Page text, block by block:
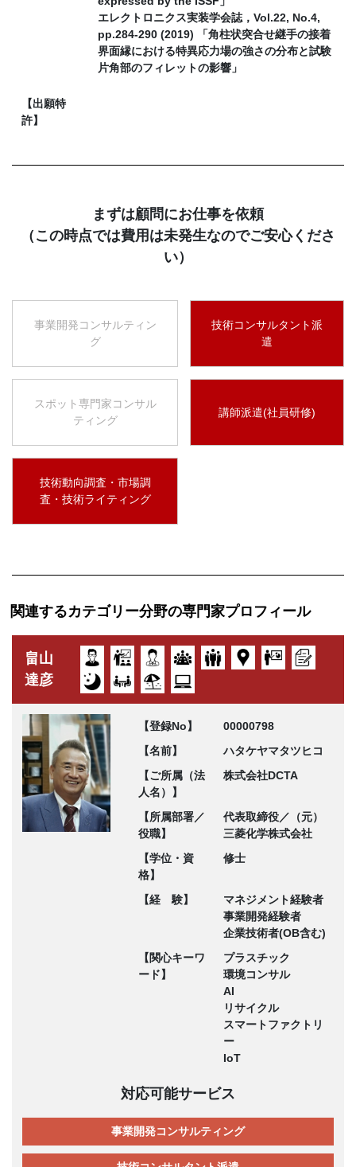
エレクトロニクス実装学会誌，Vol.22, No.4,
pp.284-290 (2019) 「角柱状突合せ継手の接着
界面縁における特異応力場の強さの分布と試験
片角部のフィレットの影響」
【出願特
許】
まずは顧問にお仕事を依頼
（この時点では費用は未発生なのでご安心くださ
い）
事業開発コンサルティン
グ
技術コンサルタント派
遣
スポット専門家コンサル
ティング
講師派遣(社員研修)
技術動向調査・市場調
査・技術ライティング
関連するカテゴリー分野の専門家プロフィール
畠山
達彦
【登録No】
00000798
【名前】
ハタケヤマタツヒコ
【ご所属（法
人名）】
株式会社DCTA
【所属部署／
役職】
代表取締役／（元）
三菱化学株式会社
【学位・資
格】
修士
【経 験】
マネジメント経験者
事業開発経験者
企業技術者(OB含む)
【関心キーワ
ード】
プラスチック
環境コンサル
AI
リサイクル
スマートファクトリ
ー
IoT
対応可能サービス
事業開発コンサルティング